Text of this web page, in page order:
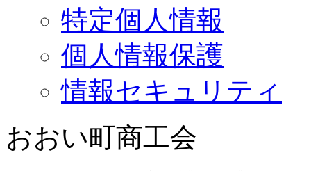
特定個人情報
個人情報保護
情報セキュリティ
おおい町商工会